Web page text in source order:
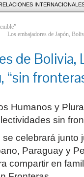
Los embajadores de Japón,
de Bolivia,
“sin
Humanos y
sin
celebrará junto
Paraguay y
compartir en